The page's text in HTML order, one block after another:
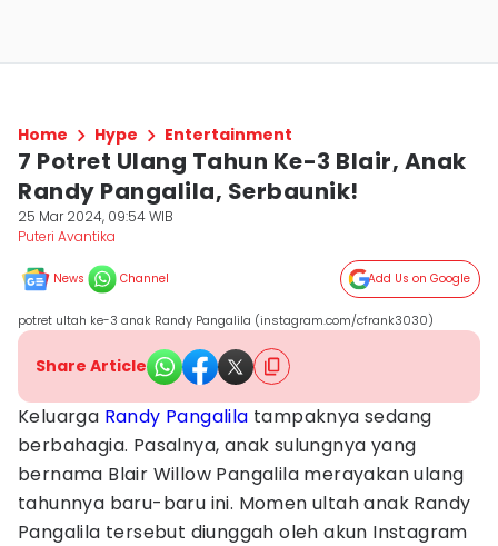
Home Hype Entertainment
7 Potret Ulang Tahun Ke-3 Blair, Anak
Randy Pangalila, Serbaunik!
25 Mar 2024, 09:54 WIB
Puteri Avantika
News Channel Add Us on Google
potret ultah ke-3 anak Randy Pangalila (instagram.com/cfrank3030)
Share Article
Keluarga Randy Pangalila tampaknya sedang
berbahagia. Pasalnya, anak sulungnya yang
bernama Blair Willow Pangalila merayakan ulang
tahunnya baru-baru ini. Momen ultah anak Randy
Pangalila tersebut diunggah oleh akun Instagram